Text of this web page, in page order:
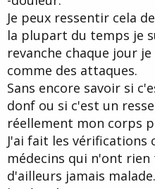
Je peux ressentir cela
la plupart du temps je
revanche chaque jour
comme des attaques.
Sans encore savoir si
donf ou si c'est un
réellement mon corps
J'ai fait les vérifications
médecins qui n'ont
d'ailleurs jamais